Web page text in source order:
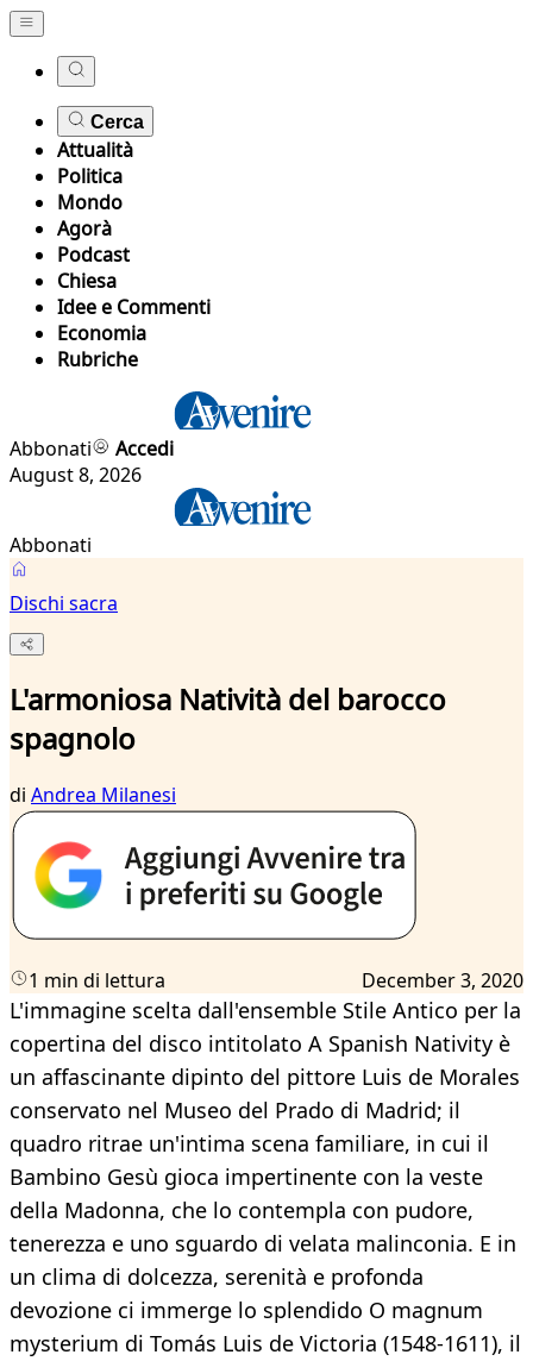
Cerca
Attualità
Politica
Mondo
Agorà
Podcast
Chiesa
Idee e Commenti
Economia
Rubriche
Abbonati
Accedi
August 8, 2026
Abbonati
Dischi sacra
L'armoniosa Natività del barocco
spagnolo
di Andrea Milanesi
1 min di lettura December 3, 2020
L'immagine scelta dall'ensemble Stile Antico per la
copertina del disco intitolato A Spanish Nativity è
un affascinante dipinto del pittore Luis de Morales
conservato nel Museo del Prado di Madrid; il
quadro ritrae un'intima scena familiare, in cui il
Bambino Gesù gioca impertinente con la veste
della Madonna, che lo contempla con pudore,
tenerezza e uno sguardo di velata malinconia. E in
un clima di dolcezza, serenità e profonda
devozione ci immerge lo splendido O magnum
mysterium di Tomás Luis de Victoria (1548-1611), il